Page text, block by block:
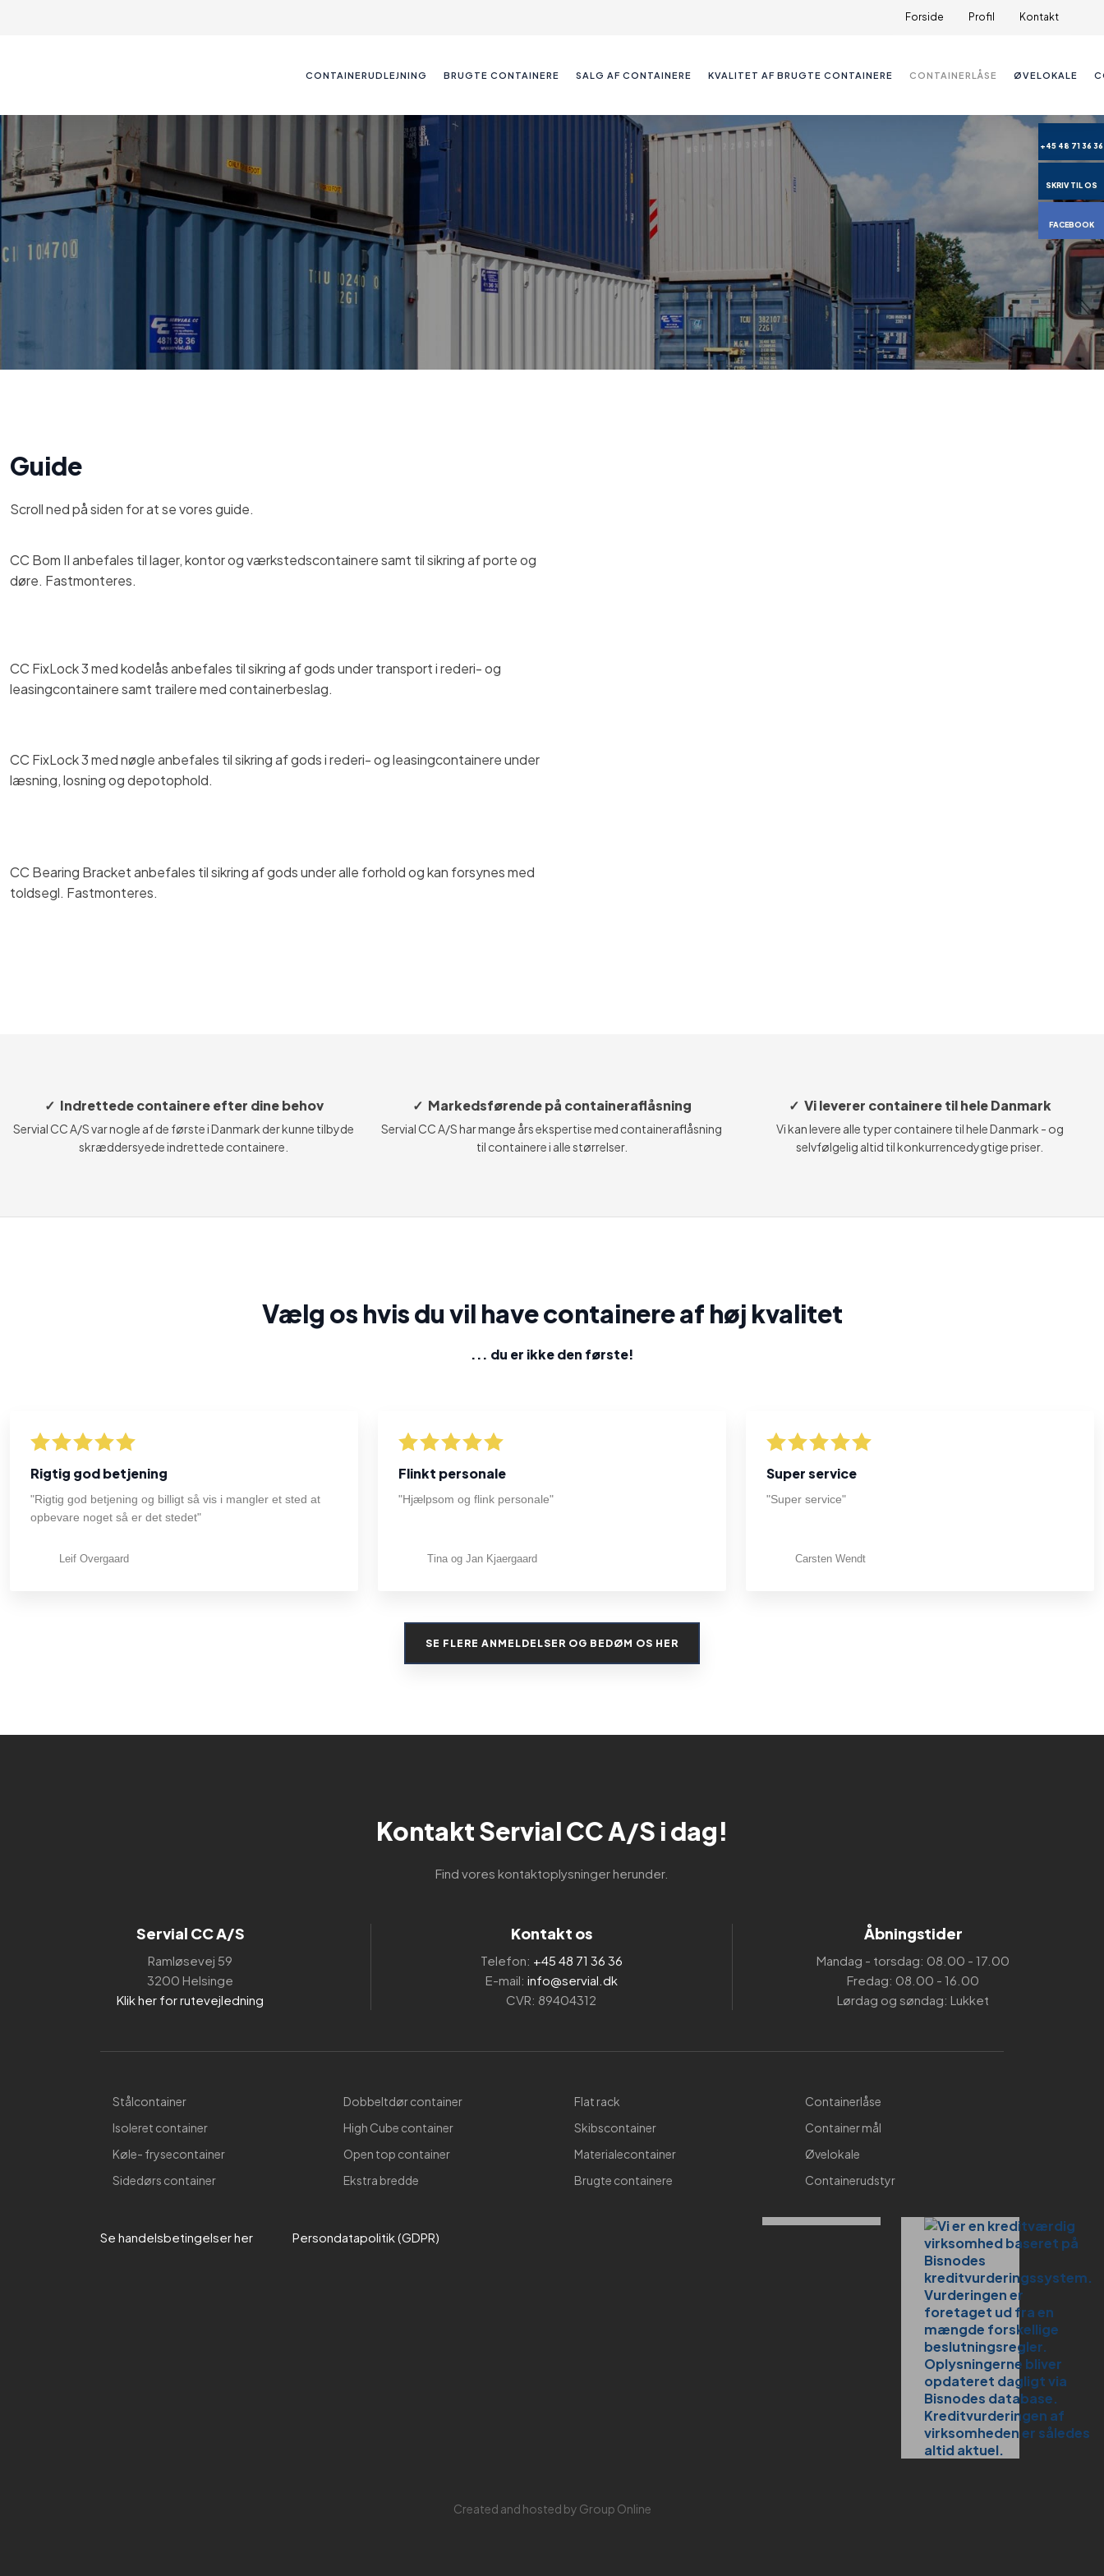
+45 48 71 36 36
SKRIV TIL OS
FACEBOOK
Forside Profil Kontakt
CONTAINERUDLEJNING BRUGTE CONTAINERE SALG AF CONTAINERE KVALITET AF BRUGTE CONTAINERE CONTAINERLÅSE ØVELOKALE
Guide
Scroll ned på siden for at se vores guide.​
CC Bom II anbefales til lager, kontor og værkstedscontainere samt til sikring af porte og
døre. Fastmonteres.​
CC FixLock 3 med kodelås anbefales til sikring af gods under transport i rederi- og
leasingcontainere samt trailere med containerbeslag.​
CC FixLock 3 med nøgle anbefales til sikring af gods i rederi- og leasingcontainere under
læsning, losning og depotophold.​
CC Bearing Bracket anbefales til sikring af gods under alle forhold og kan forsynes med
toldsegl. Fastmonteres.​
✓ Indrettede containere efter dine behov
Servial CC A/S var nogle af de første i Danmark der kunne tilbyde
skræddersyede indrettede containere.
✓ Markedsførende på containeraflåsning
Servial CC A/S har mange års ekspertise med containeraflåsning
til containere i alle størrelser.
✓ Vi leverer containere til hele Danmark
Vi kan levere alle typer containere til hele Danmark - og
selvfølgelig altid til konkurrencedygtige priser.
Vælg os hvis du vil have containere af høj kvalitet
... du er ikke den første​!
Rigtig god betjening
"Rigtig god betjening og billigt så vis i mangler et sted at
opbevare noget så er det stedet"
Leif Overgaard
Flinkt personale
"Hjælpsom og flink personale"
Tina og Jan Kjaergaard
Super service
"Super service"
Carsten Wendt
SE FLERE ANMELDELSER OG BEDØM OS HER​
Kontakt Servial CC A/S i dag!
Find vores kontaktoplysninger herunder.
Servial CC A/S
Ramløsevej 59
3200 Helsinge
Klik her for rutevejledning
Kontakt os
Telefon: +45 48 71 36 36
E-mail: info@servial.dk
CVR: 89404312
Åbningstider
Mandag - torsdag: 08.00 - 17.00
Fredag: 08.00 - 16.00
Lørdag og søndag: Lukket
Stålcontainer
Isoleret container
Køle- frysecontainer
Sidedørs container
Dobbeltdør container
High Cube container
Open top container
Ekstra bredde
Flat rack
Skibscontainer
Materialecontainer
Brugte containere
Containerlåse
Container mål
Øvelokale
Containerudstyr
Se handelsbetingelser her​ Persondatapolitik (GDPR)
Created and hosted by Group Online